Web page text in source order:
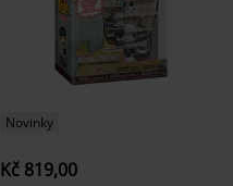
Novinky
Kč 819,00